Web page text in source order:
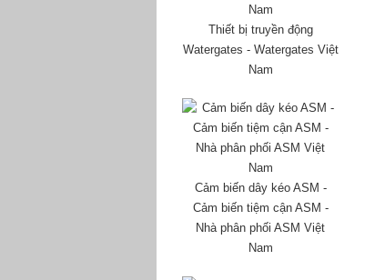
Thiết bị truyền động
Watergates - Watergates Việt
Nam
Cảm biến dây kéo ASM -
Cảm biến tiệm cận ASM -
Nhà phân phối ASM Việt
Nam